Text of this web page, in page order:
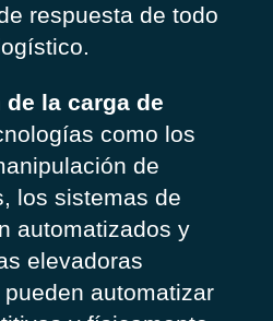
respuesta de todo
la carga de
como los
de
los sistemas de
automatizados y
elevadoras
automatizar